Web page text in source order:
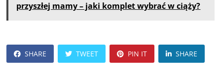
przyszłej mamy – jaki komplet wybrać w ciąży?
SHARE TWEET PIN IT SHARE